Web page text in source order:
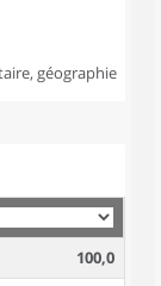
géographie
100,0